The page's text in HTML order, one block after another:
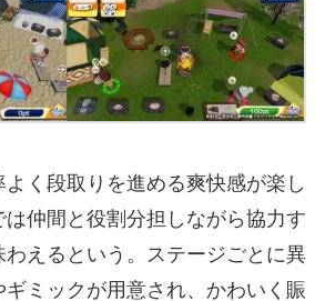
く段取りを進める爽快感が楽し
仲間と役割分担しながら協力す
えるという。ステージごとに異
ミックが用意され、かわいく賑